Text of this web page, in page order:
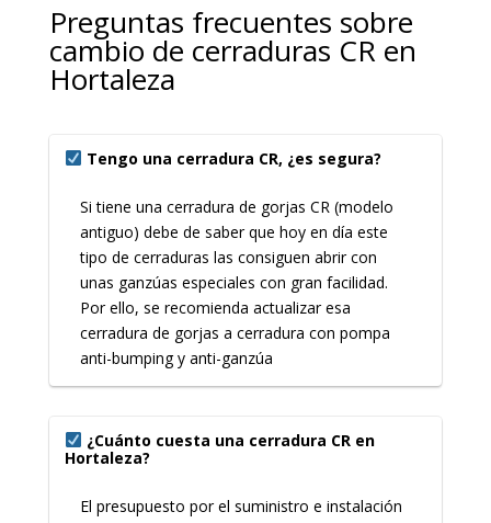
Preguntas frecuentes sobre
cambio de cerraduras CR en
Hortaleza
Tengo una cerradura CR, ¿es segura?
Si tiene una cerradura de gorjas CR (modelo
antiguo) debe de saber que hoy en día este
tipo de cerraduras las consiguen abrir con
unas ganzúas especiales con gran facilidad.
Por ello, se recomienda actualizar esa
cerradura de gorjas a cerradura con pompa
anti-bumping y anti-ganzúa
¿Cuánto cuesta una cerradura CR en
Hortaleza?
El presupuesto por el suministro e instalación